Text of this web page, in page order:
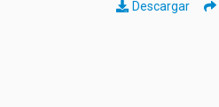
Descargar